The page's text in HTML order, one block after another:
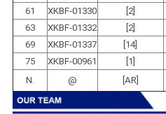
61
XKBF-01330 [2]
63
XKBF-01332 [2]
69
XKBF-01337 [14]
75
XKBF-00961 [1]
N.
@ [AR]